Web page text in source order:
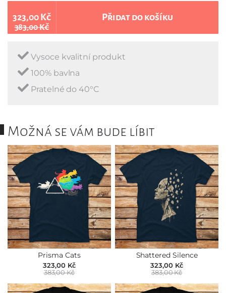
323,00 Kč
383,00 Kč
Přidat do košíku
Vysoce kvalitní produkt
100% bavlna
Pratelné do 40°C
Možná se vám bude líbit
Prisma Cats
323,00 Kč
383,00 Kč
Shattered Silence
323,00 Kč
383,00 Kč